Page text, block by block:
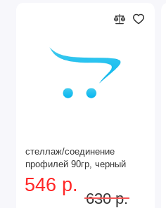
стеллаж/соединение
профилей 90гр, черный
546 р.
630 р.